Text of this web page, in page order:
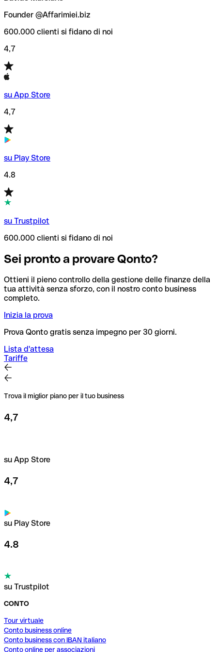
Founder @Affarimiei.biz
600.000 clienti si fidano di noi
4,7
su App Store
4,7
su Play Store
4.8
su Trustpilot
600.000 clienti si fidano di noi
Sei pronto a provare Qonto?
Ottieni il pieno controllo della gestione delle finanze della
tua attività senza sforzo, con il nostro conto business
completo.
Inizia la prova
Prova Qonto gratis senza impegno per 30 giorni.
Lista d'attesa
Tariffe
Trova il miglior piano per il tuo business
4,7
su App Store
4,7
su Play Store
4.8
su Trustpilot
CONTO
Tour virtuale
Conto business online
Conto business con IBAN italiano
Conto online per associazioni